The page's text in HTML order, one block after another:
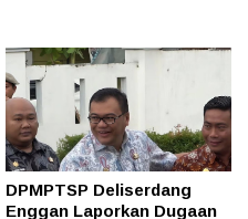
DPMPTSP Deliserdang
Enggan Laporkan Dugaan